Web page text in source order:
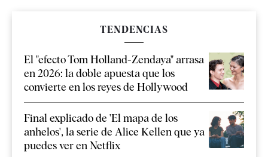
TENDENCIAS
El "efecto Tom Holland-Zendaya" arrasa
en 2026: la doble apuesta que los
convierte en los reyes de Hollywood
Final explicado de 'El mapa de los
anhelos', la serie de Alice Kellen que ya
puedes ver en Netflix